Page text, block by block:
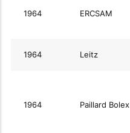
1964 ERCSAM
1964 Leitz
1964 Paillard Bolex